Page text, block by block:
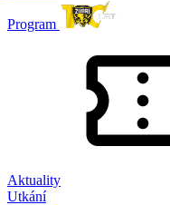
Program
Aktuality
Utkání